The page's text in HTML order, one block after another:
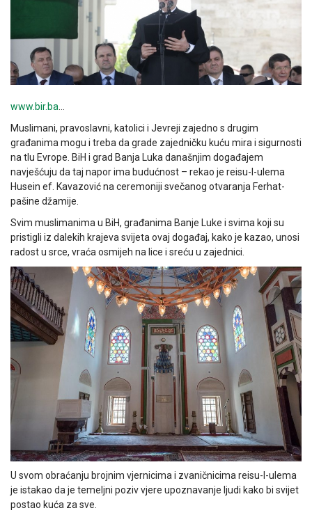
www.bir.ba…
Muslimani, pravoslavni, katolici i Jevreji zajedno s drugim
građanima mogu i treba da grade zajedničku kuću mira i sigurnosti
na tlu Evrope. BiH i grad Banja Luka današnjim događajem
navješćuju da taj napor ima budućnost – rekao je reisu-l-ulema
Husein ef. Kavazović na ceremoniji svečanog otvaranja Ferhat-
pašine džamije.
Svim muslimanima u BiH, građanima Banje Luke i svima koji su
pristigli iz dalekih krajeva svijeta ovaj događaj, kako je kazao, unosi
radost u srce, vraća osmijeh na lice i sreću u zajednici.
U svom obraćanju brojnim vjernicima i zvaničnicima reisu-l-ulema
je istakao da je temeljni poziv vjere upoznavanje ljudi kako bi svijet
postao kuća za sve.